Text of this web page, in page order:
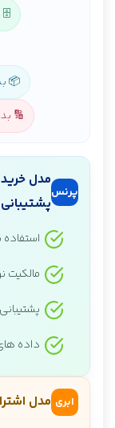
🗄️
📦
🔢
پرنس
مدل خرید
پشتیبانی
استفاده
مالکیت
داده
ابری مدل